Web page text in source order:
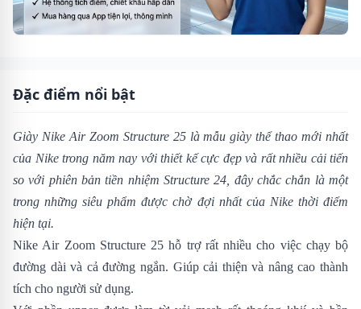
Đặc điểm nổi bật
Giày Nike Air Zoom Structure 25 là mẫu giày thể thao mới nhất
của Nike trong năm nay với thiết kế cực đẹp và rất nhiều cải tiến
so với phiên bản tiền nhiệm Structure 24 , đây chắc chắn là một
trong những siêu phẩm được chờ đợi nhất của Nike thời điểm
hiện tại.
Nike Air Zoom Structure 25 hỗ trợ rất nhiều cho việc chạy bộ
đường dài và cả đường ngắn. Giúp cải thiện và nâng cao thành
tích cho người sử dụng.